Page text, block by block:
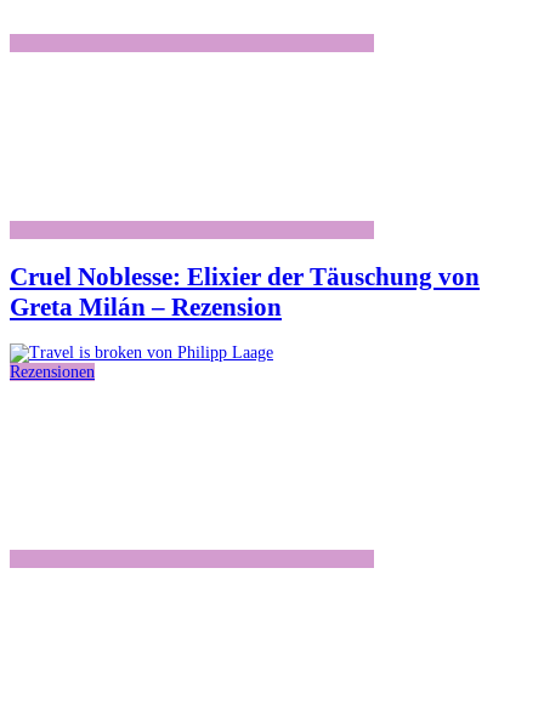
Cruel Noblesse: Elixier der Täuschung von
Greta Milán – Rezension
Rezensionen